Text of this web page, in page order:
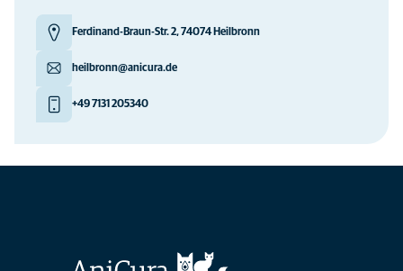
Ferdinand-Braun-Str. 2, 74074 Heilbronn
heilbronn@anicura.de
+49 7131 205340